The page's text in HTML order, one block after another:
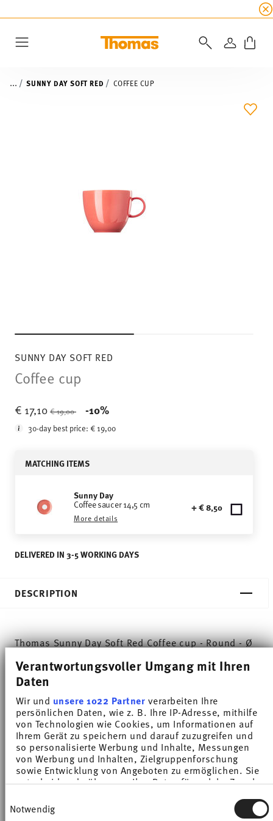
Verantwortungsvoller Umgang mit Ihren
Daten
Wir und unsere 1022 Partnerverarbeiten Ihre
persönlichen Daten, wie z. B. Ihre IP-Adresse, mithilfe
von Technologien wie Cookies, um Informationen auf
Ihrem Gerät zu speichern und darauf zuzugreifen und
so personalisierte Werbung und Inhalte, Messungen
von Werbung und Inhalten, Zielgruppenforschung
sowie Entwicklung von Angeboten zu ermöglichen. Sie
entscheiden darüber, wer Ihre Daten für welche Zwecke
Cookie-Erklärung oder durch Klicken auf das Privacy
Trigger Symbol ändern oder widerrufen
Notwendig
☀️ Up to 45% discount on all
LOGIN
... SUNNY DAY SOFT RED COFFEE CUP
SUNNY DAY SOFT RED
Coffee cup
€ 17,10 Price reduced from
€ 19,00 -10%
30-day best price:€ 19,00
MATCHING ITEMS
Sunny Day
Coffee saucer 14,5 cm
More details
+ € 8,50
DELIVERED IN 3-5 WORKING DAYS
ADD
DESCRIPTION
Thomas Sunny Day Soft Red Coffee cup - Round - Ø
8,0 cm - h 6,8 cm - 0,200 l, Porcelain
of combinations make Sunny Day so special,
allowing it to be used in cooking and kitchen
worlds of every kind. Sunny Day’s pleasing and
cheerful style ensures that every day is simply
unique.HAVE A SUNNY DAY!